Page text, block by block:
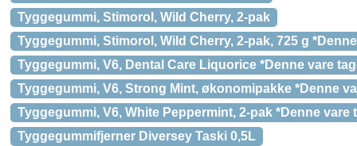
Tyggegummi, Stimorol, Wild Cherry, 2-pak
Tyggegummi, Stimorol, Wild Cherry, 2-pak, 725 g
Tyggegummi, V6, Dental Care Liquorice *Denne vare
Tyggegummi, V6, Strong Mint, økonomipakke *Denne
Tyggegummi, V6, White Peppermint, 2-pak *Denne vare
Tyggegummifjerner Diversey Taski 0,5L